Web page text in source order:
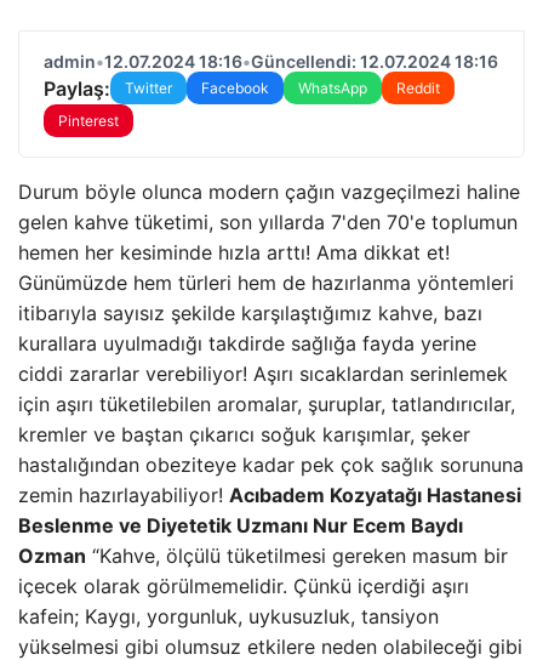
admin•12.07.2024 18:16•Güncellendi: 12.07.2024 18:16
Paylaş: Twitter Facebook WhatsApp
Reddit
Pinterest
Durum böyle olunca modern çağın vazgeçilmezi haline
gelen kahve tüketimi, son yıllarda 7'den 70'e toplumun
hemen her kesiminde hızla arttı! Ama dikkat et!
Günümüzde hem türleri hem de hazırlanma yöntemleri
itibarıyla sayısız şekilde karşılaştığımız kahve, bazı
kurallara uyulmadığı takdirde sağlığa fayda yerine
ciddi zararlar verebiliyor! Aşırı sıcaklardan serinlemek
için aşırı tüketilebilen aromalar, şuruplar, tatlandırıcılar,
kremler ve baştan çıkarıcı soğuk karışımlar, şeker
hastalığından obeziteye kadar pek çok sağlık sorununa
zemin hazırlayabiliyor! Acıbadem Kozyatağı Hastanesi
Beslenme ve Diyetetik Uzmanı Nur Ecem Baydı
Ozman “Kahve, ölçülü tüketilmesi gereken masum bir
içecek olarak görülmemelidir. Çünkü içerdiği aşırı
kafein; Kaygı, yorgunluk, uykusuzluk, tansiyon
yükselmesi gibi olumsuz etkilere neden olabileceği gibi